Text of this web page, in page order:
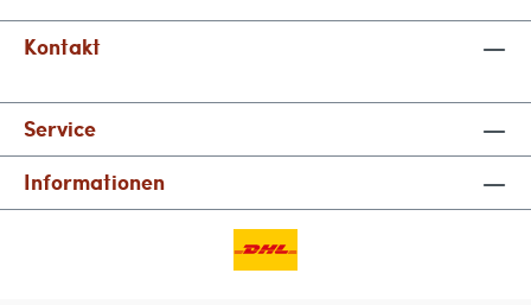
Kontakt
Service
Informationen